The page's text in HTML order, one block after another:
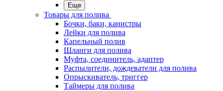
Еще
Товары для полива
Бочки, баки, канистры
Лейки для полива
Капельный полив
Шланги для полива
Муфта, соединитель, адаптер
Распылители, дождеватели для полива
Опрыскиватель, триггер
Таймеры для полива